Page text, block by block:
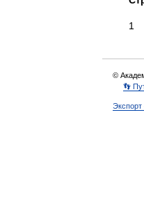
1
©
👣
Экспорт